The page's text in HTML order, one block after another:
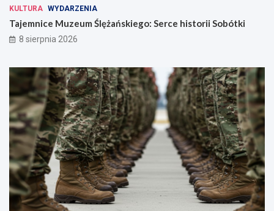
KULTURA WYDARZENIA
Tajemnice Muzeum Ślężańskiego: Serce historii Sobótki
8 sierpnia 2026